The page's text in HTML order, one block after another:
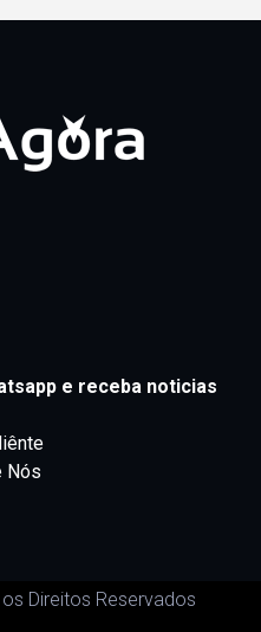
e receba noticias
Nós
Direitos Reservados